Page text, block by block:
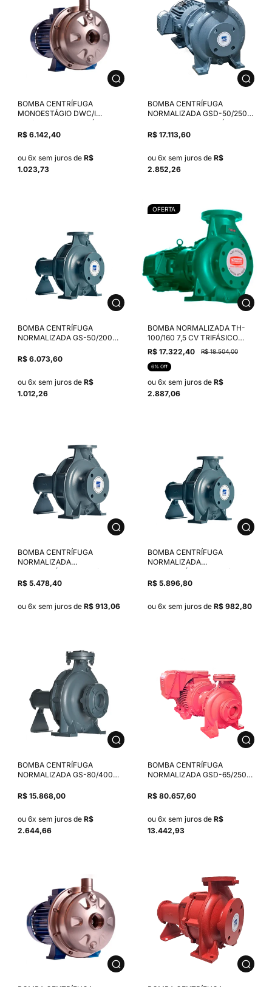
BOMBA CENTRÍFUGA
MONOESTÁGIO DWC/I
300/2.26 3,0 CV TRIFÁSICO
IP55 220V SELO SILÍCIO
R$ 6.142,40
ou 6x sem juros de R$
1.023,73
BOMBA CENTRÍFUGA
NORMALIZADA GSD-50/250
10,0 CV MOTOR TRIFÁSICO
WEG IP55 4P 4V ROTOR
NBR/CARBONO/INOX 304.
R$ 17.113,60
ou 6x sem juros de R$
2.852,26
BOMBA CENTRÍFUGA
NORMALIZADA GS-50/200
203MM ANSI B-16.1 SELO
NBR/CARBONO/INOX 304
R$ 6.073,60
ou 6x sem juros de R$
1.012,26
OFERTA
BOMBA NORMALIZADA TH-
100/160 7,5 CV TRIFÁSICO
MOTOR WEG IPW55 4P. 4V
ROTOR 178/165 SELO MEC.
1.3/4" T12 BUNA
R$ 17.322,40 R$ 18.504,00
6% Off
ou 6x sem juros de R$
2.887,06
BOMBA CENTRÍFUGA
NORMALIZADA
MONOESTÁGIO GS-32/200
MANCALIZADA ROTOR
T01 NBR/CARBONO/INOX
304/CERÂMICO
R$ 5.478,40
ou 6x sem juros de R$ 913,06
BOMBA CENTRÍFUGA
NORMALIZADA
MONOESTÁGIO GS-40/200
MANCALIZADA ROTOR
T01 NBR/CARBONO/INOX 304/
CERÂMICO
R$ 5.896,80
ou 6x sem juros de R$ 982,80
BOMBA CENTRÍFUGA
NORMALIZADA GS-80/400
438MM ANSI B-16.1 SELO
NBR/CARBONO/INOX 304
R$ 15.868,00
ou 6x sem juros de R$
2.644,66
BOMBA CENTRÍFUGA
NORMALIZADA GSD-65/250
MOTOR TRIFÁSICO WEG
MECÂNICO 1.1/2" T01
NBR/CARBONO/INOX 304
R$ 80.657,60
ou 6x sem juros de R$
13.442,93